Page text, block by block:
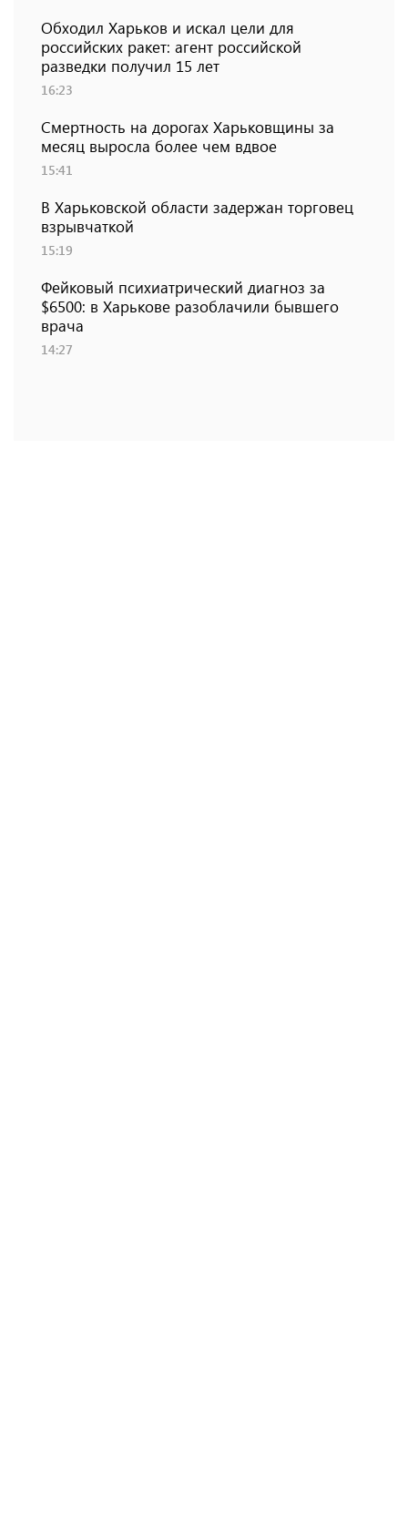
Обходил Харьков и искал цели для
российских ракет: агент российской
разведки получил 15 лет
16:23
Смертность на дорогах Харьковщины за
месяц выросла более чем вдвое
15:41
В Харьковской области задержан торговец
взрывчаткой
15:19
Фейковый психиатрический диагноз за
$6500: в Харькове разоблачили бывшего
врача
14:27